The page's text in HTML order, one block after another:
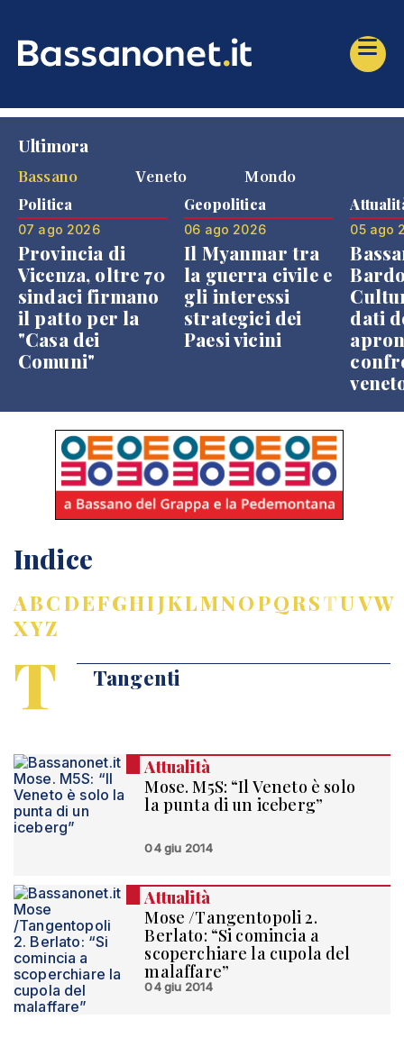
Ultimora
Bassano
Veneto Mondo
Politica
07 ago 2026
Provincia di
Vicenza, oltre 70
sindaci firmano
il patto per la
"Casa dei
Comuni"
Geopolitica
06 ago 2026
Il Myanmar tra
la guerra civile e
gli interessi
strategici dei
Paesi vicini
05 ago
dati
Indice
ABCDEFGHIJKLMNOPQRSTUVW
XYZ
T Tangenti
Attualità
Mose. M5S: “Il Veneto è solo
la punta di un iceberg”
04 giu 2014
Attualità
Mose /Tangentopoli 2.
Berlato: “Si comincia a
scoperchiare la cupola del
malaffare”
04 giu 2014